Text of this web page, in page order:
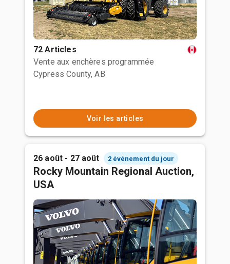
72 Articles
Vente aux enchères programmée
Cypress County, AB
Voir les articles
26 août - 27 août 2 événement du jour
Rocky Mountain Regional Auction,
USA